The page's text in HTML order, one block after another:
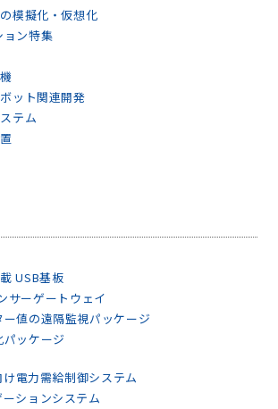
模擬化・仮想化
ョン特集
ット関連開発
テム
USB基板
サーゲートウェイ
値の遠隔監視パッケージ
ッケージ
電力需給制御システム
ションシステム